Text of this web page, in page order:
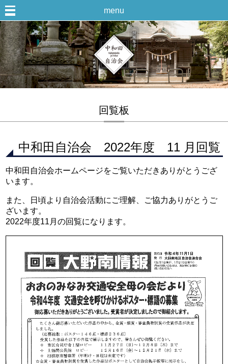
menu
回覧板
中和田自治会 2022年度 11 月回覧
中和田自治会ホームページをご覧いただきありがとうござ
います。
また、日頃より自治会活動にご理解、ご協力ありがとうご
ざいます。
2022年度11月の回覧になります。